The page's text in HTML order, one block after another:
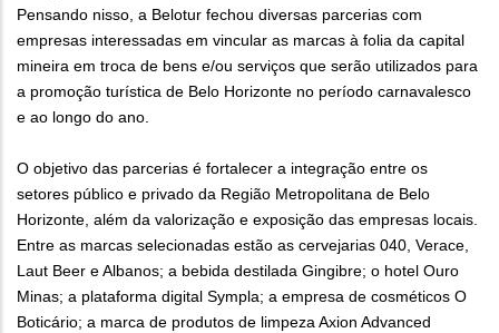
Pensando nisso, a Belotur fechou diversas parcerias com
empresas interessadas em vincular as marcas à folia da capital
mineira em troca de bens e/ou serviços que serão utilizados para
a promoção turística de Belo Horizonte no período carnavalesco
e ao longo do ano.
O objetivo das parcerias é fortalecer a integração entre os
setores público e privado da Região Metropolitana de Belo
Horizonte, além da valorização e exposição das empresas locais.
Entre as marcas selecionadas estão as cervejarias 040, Verace,
Laut Beer e Albanos; a bebida destilada Gingibre; o hotel Ouro
Minas; a plataforma digital Sympla; a empresa de cosméticos O
Boticário; a marca de produtos de limpeza Axion Advanced